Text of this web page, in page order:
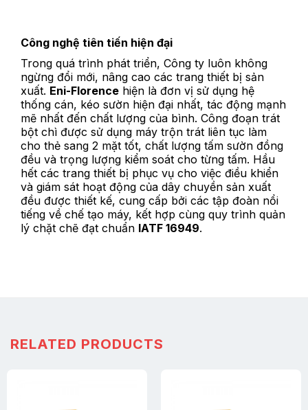
Công nghệ tiên tiến hiện đại
Trong quá trình phát triển, Công ty luôn không
ngừng đổi mới, nâng cao các trang thiết bị sản
xuất. Eni-Florence hiện là đơn vị sử dụng hệ
thống cán, kéo sườn hiện đại nhất, tác động mạnh
mẽ nhất đến chất lượng của bình. Công đoạn trát
bột chì được sử dụng máy trộn trát liên tục làm
cho thẻ sang 2 mặt tốt, chất lượng tấm sườn đồng
đều và trọng lượng kiểm soát cho từng tấm. Hầu
hết các trang thiết bị phục vụ cho việc điều khiển
và giám sát hoạt động của dây chuyền sản xuất
đều được thiết kế, cung cấp bởi các tập đoàn nổi
tiếng về chế tạo máy, kết hợp cùng quy trình quản
lý chặt chẽ đạt chuẩn IATF 16949.
RELATED PRODUCTS